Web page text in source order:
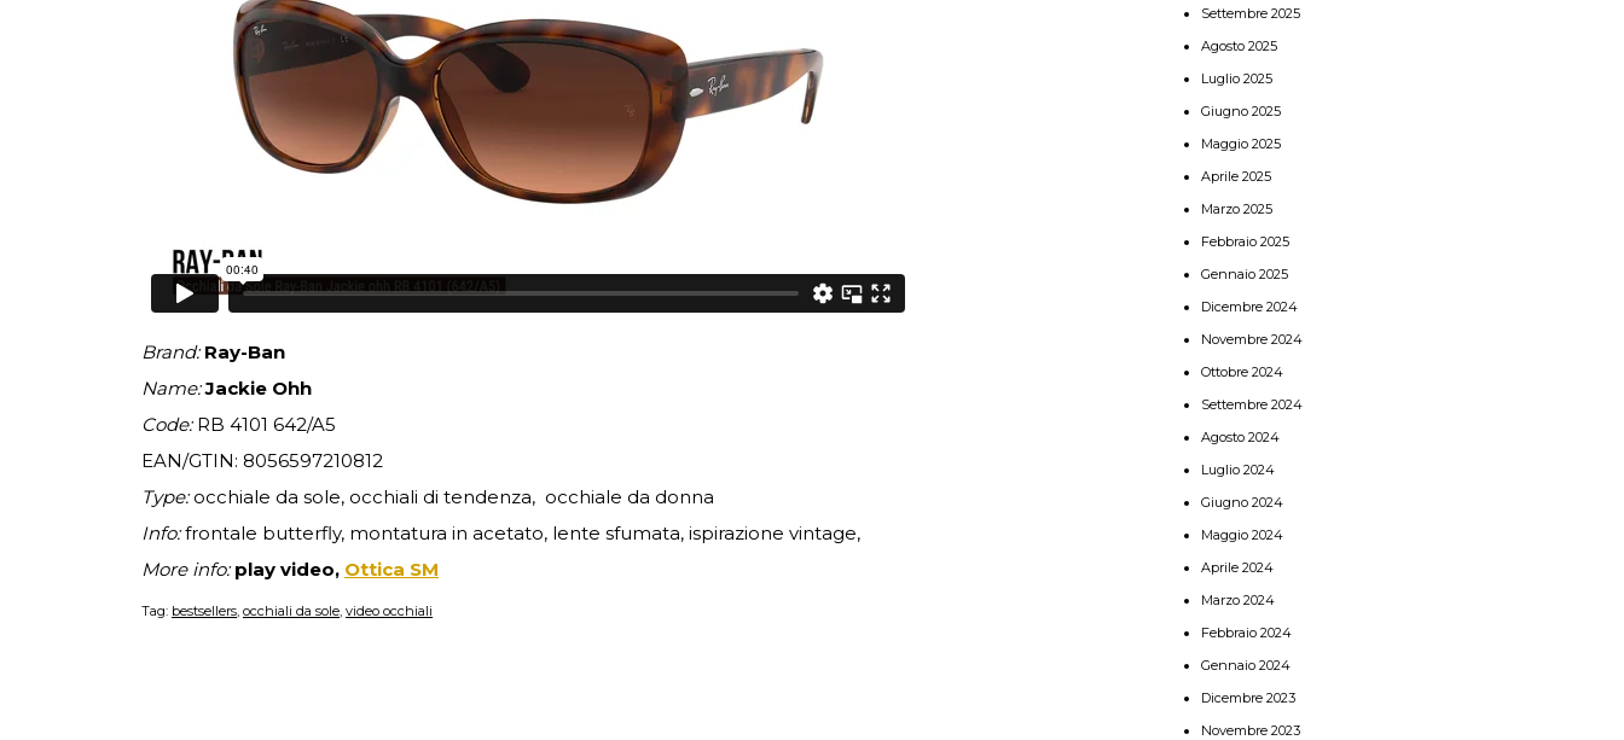
Brand:Ray-Ban
Name:Jackie Ohh
Code:RB 4101 642/A5
EAN/GTIN: 8056597210812
Type:occhiale da sole, occhiali di tendenza, occhiale da donna
Info:frontale butterfly, montatura in acetato, lente sfumata, ispirazione vintage,
More info:play video, Ottica SM
Tag: bestsellers occhiali da sole video occhiali
Settembre 2025
Agosto 2025
Luglio 2025
Giugno 2025
Maggio 2025
Aprile 2025
Marzo 2025
Febbraio 2025
Gennaio 2025
Dicembre 2024
Novembre 2024
Ottobre 2024
Settembre 2024
Agosto 2024
Luglio 2024
Giugno 2024
Maggio 2024
Aprile 2024
Marzo 2024
Febbraio 2024
Gennaio 2024
Dicembre 2023
Novembre 2023